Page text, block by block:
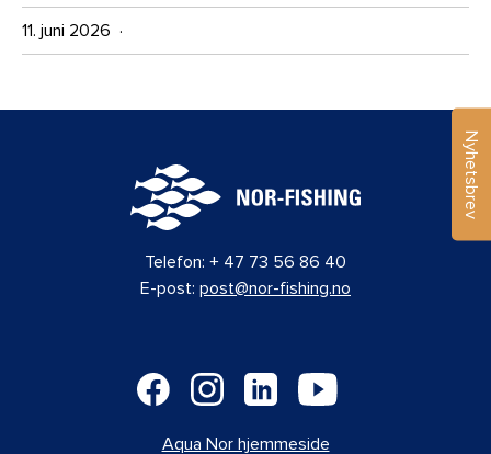
11. juni 2026 ·
Nyhetsbrev
Telefon: + 47 73 56 86 40
E-post: post@nor-fishing.no
Aqua Nor hjemmeside